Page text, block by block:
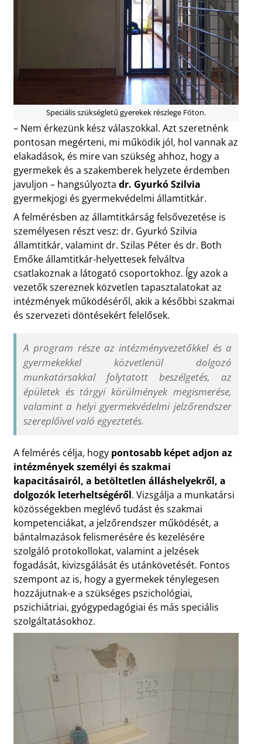
Speciális szükségletű gyerekek részlege Fóton.
– Nem érkezünk kész válaszokkal. Azt szeretnénk
pontosan megérteni, mi működik jól, hol vannak az
elakadások, és mire van szükség ahhoz, hogy a
gyermekek és a szakemberek helyzete érdemben
javuljon – hangsúlyozta dr. Gyurkó Szilvia
gyermekjogi és gyermekvédelmi államtitkár.
A felmérésben az államtitkárság felsővezetése is
személyesen részt vesz: dr. Gyurkó Szilvia
államtitkár, valamint dr. Szilas Péter és dr. Both
Emőke államtitkár-helyettesek felváltva
csatlakoznak a látogató csoportokhoz. Így azok a
vezetők szereznek közvetlen tapasztalatokat az
intézmények működéséről, akik a későbbi szakmai
és szervezeti döntésekért felelősek.
A program része az intézményvezetőkkel és a
gyermekekkel közvetlenül dolgozó
munkatársakkal folytatott beszélgetés, az
épületek és tárgyi körülmények megismerése,
valamint a helyi gyermekvédelmi jelzőrendszer
szereplőivel való egyeztetés.
A felmérés célja, hogy pontosabb képet adjon az
intézmények személyi és szakmai
kapacitásairól, a betöltetlen álláshelyekről, a
dolgozók leterheltségéről. Vizsgálja a munkatársi
közösségekben meglévő tudást és szakmai
kompetenciákat, a jelzőrendszer működését, a
bántalmazások felismerésére és kezelésére
szolgáló protokollokat, valamint a jelzések
fogadását, kivizsgálását és utánkövetését. Fontos
szempont az is, hogy a gyermekek ténylegesen
hozzájutnak-e a szükséges pszichológiai,
pszichiátriai, gyógypedagógiai és más speciális
szolgáltatásokhoz.